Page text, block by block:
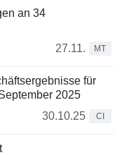
an 34
27.11.
MT
für
2025
30.10.25
CI